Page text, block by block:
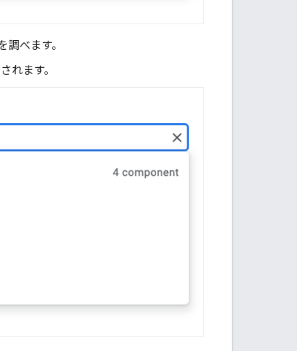
べます。
れます。